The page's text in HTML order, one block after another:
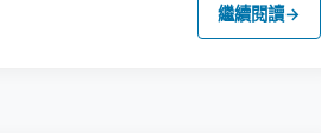
繼續閱讀→